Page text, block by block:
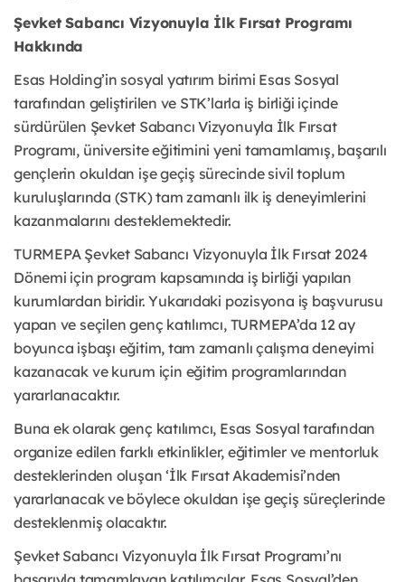
Şevket Sabancı Vizyonuyla İlk Fırsat Programı
Hakkında
Esas Holding’in sosyal yatırım birimi Esas Sosyal
tarafından geliştirilen ve STK’larla iş birliği içinde
sürdürülen Şevket Sabancı Vizyonuyla İlk Fırsat
Programı, üniversite eğitimini yeni tamamlamış, başarılı
gençlerin okuldan işe geçiş sürecinde sivil toplum
kuruluşlarında (STK) tam zamanlı ilk iş deneyimlerini
kazanmalarını desteklemektedir.
TURMEPA Şevket Sabancı Vizyonuyla İlk Fırsat 2024
Dönemi için program kapsamında iş birliği yapılan
kurumlardan biridir. Yukarıdaki pozisyona iş başvurusu
yapan ve seçilen genç katılımcı, TURMEPA’da 12 ay
boyunca işbaşı eğitim, tam zamanlı çalışma deneyimi
kazanacak ve kurum için eğitim programlarından
yararlanacaktır.
Buna ek olarak genç katılımcı, Esas Sosyal tarafından
organize edilen farklı etkinlikler, eğitimler ve mentorluk
desteklerinden oluşan ‘İlk Fırsat Akademisi’nden
yararlanacak ve böylece okuldan işe geçiş süreçlerinde
desteklenmiş olacaktır.
Şevket Sabancı Vizyonuyla İlk Fırsat Programı’nı